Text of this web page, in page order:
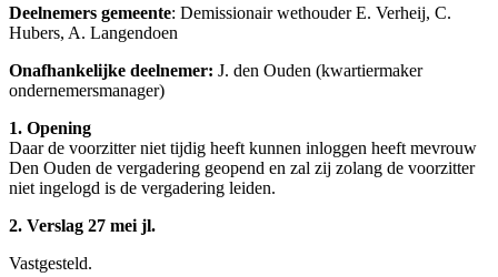
Deelnemers gemeente: Demissionair wethouder E. Verheij, C.
Hubers, A. Langendoen
Onafhankelijke deelnemer: J. den Ouden (kwartiermaker
ondernemersmanager)
1. Opening
Daar de voorzitter niet tijdig heeft kunnen inloggen heeft mevrouw
Den Ouden de vergadering geopend en zal zij zolang de voorzitter
niet ingelogd is de vergadering leiden.
2. Verslag 27 mei jl.
Vastgesteld.